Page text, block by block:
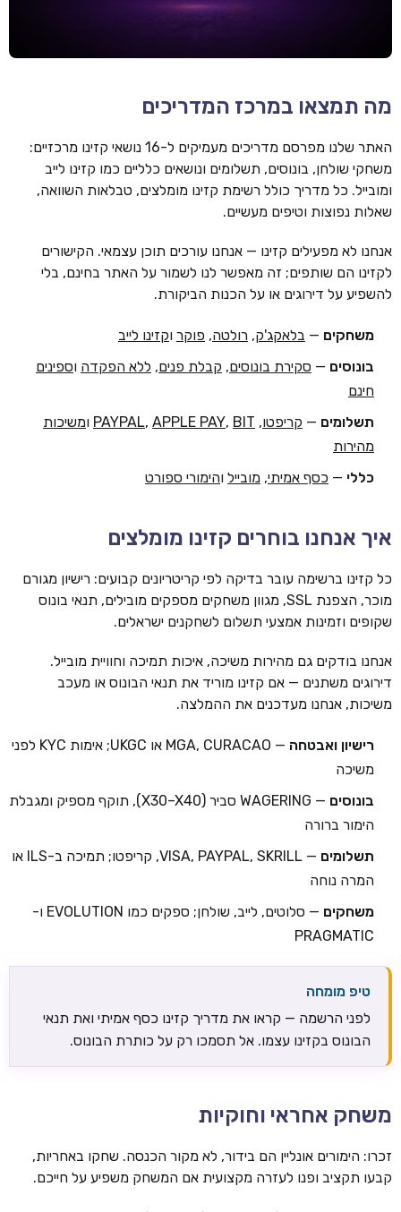
מדריכים
מה תמצאו במרכז המדריכים
האתר שלנו מפרסם מדריכים מעמיקים ל-16 נושאי קזינו מרכזיים:
משחקי שולחן, בונוסים, תשלומים ונושאים כלליים כמו קזינו לייב
ומובייל. כל מדריך כולל רשימת קזינו מומלצים, טבלאות השוואה,
שאלות נפוצות וטיפים מעשיים.
אנחנו לא מפעילים קזינו — אנחנו עורכים תוכן עצמאי. הקישורים
לקזינו הם שותפים; זה מאפשר לנו לשמור על האתר בחינם, בלי
להשפיע על דירוגים או על הכנות הביקורת.
משחקים — בלאקג'ק, רולטה, פוקר וקזינו לייב
בונוסים — סקירת בונוסים, קבלת פנים, ללא הפקדה וספינים
חינם
תשלומים — קריפטו,
PAYPAL, APPLE PAY, BIT ומשיכות
מהירות
כללי — כסף אמיתי, מובייל והימורי ספורט
איך אנחנו בוחרים קזינו מומלצים
כל קזינו ברשימה עובר בדיקה לפי קריטריונים קבועים: רישיון מגורם
מוכר, הצפנת SSL, מגוון משחקים מספקים מובילים, תנאי בונוס
שקופים וזמינות אמצעי תשלום לשחקנים ישראלים.
אנחנו בודקים גם מהירות משיכה, איכות תמיכה וחוויית מובייל.
דירוגים משתנים — אם קזינו מוריד את תנאי הבונוס או מעכב
משיכות, אנחנו מעדכנים את ההמלצה.
רישיון ואבטחה
— MGA, CURACAO או UKGC; אימות KYC לפני
משיכה
בונוסים
— WAGERING סביר (X30–X40), תוקף מספיק ומגבלת
הימור ברורה
תשלומים
— VISA, PAYPAL, SKRILL, קריפטו; תמיכה ב-ILS או
המרה נוחה
משחקים
— סלוטים, לייב, שולחן; ספקים כמו EVOLUTION ו-
PRAGMATIC
טיפ מומחה
לפני הרשמה — קראו את מדריך קזינו כסף אמיתי ואת תנאי
הבונוס בקזינו עצמו. אל תסמכו רק על כותרת הבונוס.
משחק אחראי וחוקיות
זכרו: הימורים אונליין הם בידור, לא מקור הכנסה. שחקו באחריות,
קבעו תקציב ופנו לעזרה מקצועית אם המשחק משפיע על חייכם.